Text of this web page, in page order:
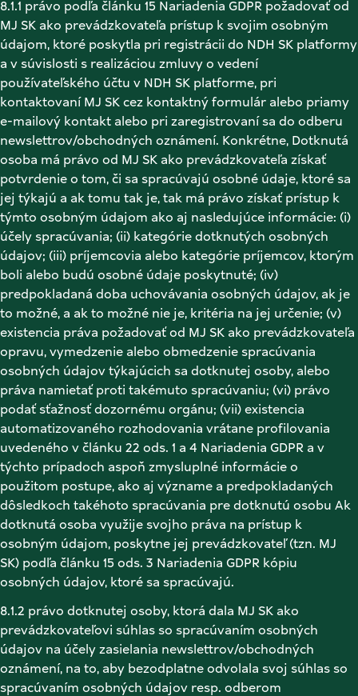
8.1.1 právo podľa článku 15 Nariadenia GDPR požadovať od
MJ SK ako prevádzkovateľa prístup k svojim osobným
údajom, ktoré poskytla pri registrácii do NDH SK platformy
a v súvislosti s realizáciou zmluvy o vedení
používateľského účtu v NDH SK platforme, pri
kontaktovaní MJ SK cez kontaktný formulár alebo priamy
e-mailový kontakt alebo pri zaregistrovaní sa do odberu
newslettrov/obchodných oznámení. Konkrétne, Dotknutá
osoba má právo od MJ SK ako prevádzkovateľa získať
potvrdenie o tom, či sa spracúvajú osobné údaje, ktoré sa
jej týkajú a ak tomu tak je, tak má právo získať prístup k
týmto osobným údajom ako aj nasledujúce informácie: (i)
účely spracúvania; (ii) kategórie dotknutých osobných
údajov; (iii) príjemcovia alebo kategórie príjemcov, ktorým
boli alebo budú osobné údaje poskytnuté; (iv)
predpokladaná doba uchovávania osobných údajov, ak je
to možné, a ak to možné nie je, kritéria na jej určenie; (v)
existencia práva požadovať od MJ SK ako prevádzkovateľa
opravu, vymedzenie alebo obmedzenie spracúvania
osobných údajov týkajúcich sa dotknutej osoby, alebo
práva namietať proti takémuto spracúvaniu; (vi) právo
podať sťažnosť dozornému orgánu; (vii) existencia
automatizovaného rozhodovania vrátane profilovania
uvedeného v článku 22 ods. 1 a 4 Nariadenia GDPR a v
týchto prípadoch aspoň zmysluplné informácie o
použitom postupe, ako aj význame a predpokladaných
dôsledkoch takéhoto spracúvania pre dotknutú osobu Ak
dotknutá osoba využije svojho práva na prístup k
osobným údajom, poskytne jej prevádzkovateľ (tzn. MJ
SK) podľa článku 15 ods. 3 Nariadenia GDPR kópiu
osobných údajov, ktoré sa spracúvajú.
8.1.2 právo dotknutej osoby, ktorá dala MJ SK ako
prevádzkovateľovi súhlas so spracúvaním osobných
údajov na účely zasielania newslettrov/obchodných
oznámení, na to, aby bezodplatne odvolala svoj súhlas so
spracúvaním osobných údajov resp. odberom